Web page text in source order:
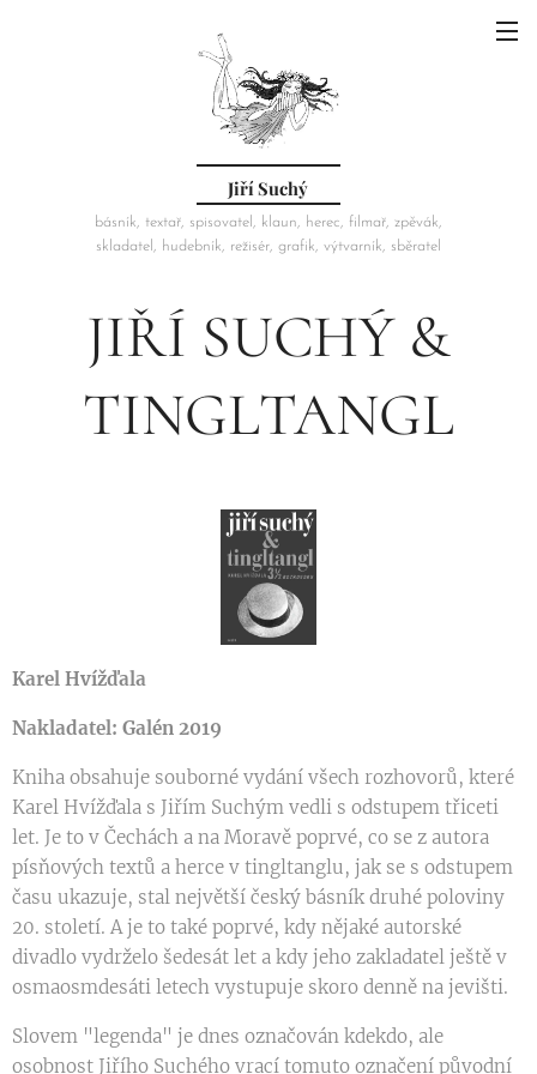
Jiří Suchý
básník, textař, spisovatel, klaun, herec, filmař, zpěvák,
skladatel, hudebník, režisér, grafik, výtvarník, sběratel
JIŘÍ SUCHÝ &
TINGLTANGL
Karel Hvížďala
Nakladatel: Galén 2019
Kniha obsahuje souborné vydání všech rozhovorů, které
Karel Hvížďala s Jiřím Suchým vedli s odstupem třiceti
let. Je to v Čechách a na Moravě poprvé, co se z autora
písňových textů a herce v tingltanglu, jak se s odstupem
času ukazuje, stal největší český básník druhé poloviny
20. století. A je to také poprvé, kdy nějaké autorské
divadlo vydrželo šedesát let a kdy jeho zakladatel ještě v
osmaosmdesáti letech vystupuje skoro denně na jevišti.
Slovem "legenda" je dnes označován kdekdo, ale
osobnost Jiřího Suchého vrací tomuto označení původní